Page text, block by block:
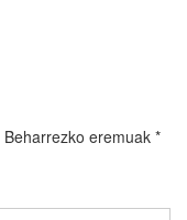
Beharrezko eremuak *